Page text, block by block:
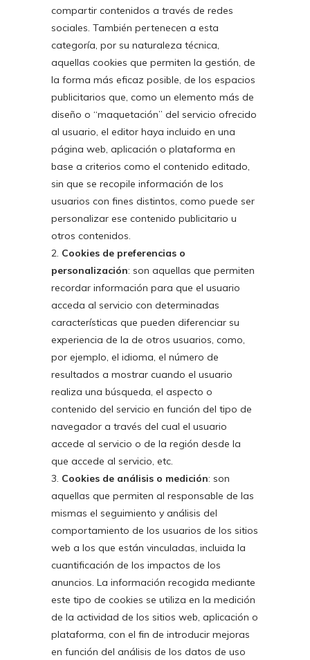
compartir contenidos a través de redes
sociales. También pertenecen a esta
categoría, por su naturaleza técnica,
aquellas cookies que permiten la gestión, de
la forma más eficaz posible, de los espacios
publicitarios que, como un elemento más de
diseño o “maquetación” del servicio ofrecido
al usuario, el editor haya incluido en una
página web, aplicación o plataforma en
base a criterios como el contenido editado,
sin que se recopile información de los
usuarios con fines distintos, como puede ser
personalizar ese contenido publicitario u
otros contenidos.
Cookies de preferencias o
personalización: son aquellas que permiten
recordar información para que el usuario
acceda al servicio con determinadas
características que pueden diferenciar su
experiencia de la de otros usuarios, como,
por ejemplo, el idioma, el número de
resultados a mostrar cuando el usuario
realiza una búsqueda, el aspecto o
contenido del servicio en función del tipo de
navegador a través del cual el usuario
accede al servicio o de la región desde la
que accede al servicio, etc.
Cookies de análisis o medición: son
aquellas que permiten al responsable de las
mismas el seguimiento y análisis del
comportamiento de los usuarios de los sitios
web a los que están vinculadas, incluida la
cuantificación de los impactos de los
anuncios. La información recogida mediante
este tipo de cookies se utiliza en la medición
de la actividad de los sitios web, aplicación o
plataforma, con el fin de introducir mejoras
en función del análisis de los datos de uso